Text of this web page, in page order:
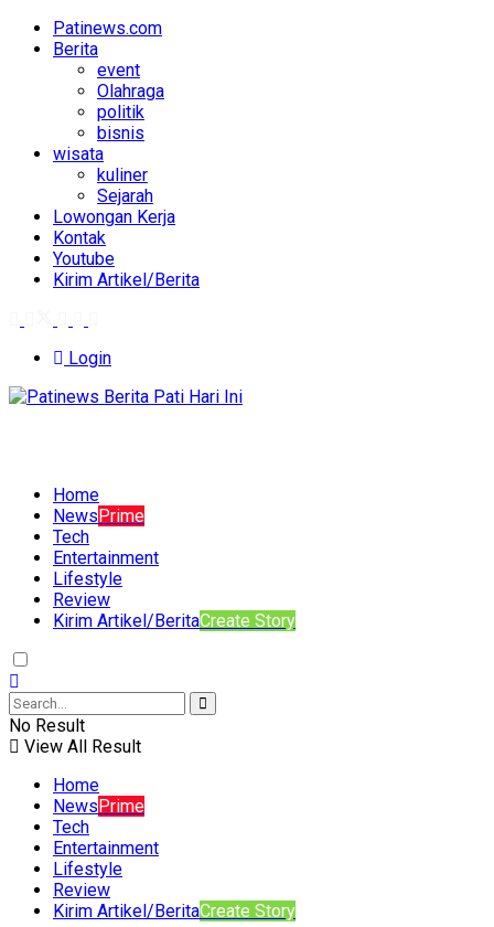
Patinews.com
Berita
event
Olahraga
politik
bisnis
wisata
kuliner
Sejarah
Lowongan Kerja
Kontak
Youtube
Kirim Artikel/Berita
Login
Home
NewsPrime
Tech
Entertainment
Lifestyle
Review
Kirim Artikel/BeritaCreate Story
No Result
View All Result
Home
NewsPrime
Tech
Entertainment
Lifestyle
Review
Kirim Artikel/BeritaCreate Story